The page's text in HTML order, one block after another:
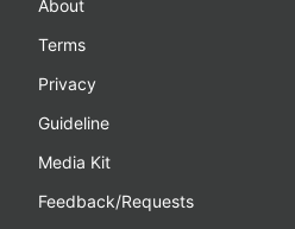
About
Terms
Privacy
Guideline
Media Kit
Feedback/Requests